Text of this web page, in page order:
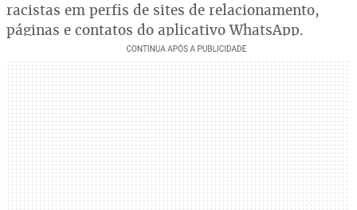
racistas em perfis de sites de relacionamento,
páginas e contatos do aplicativo WhatsApp.